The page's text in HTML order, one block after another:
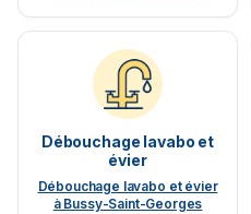
Débouchage lavabo et
évier
Débouchage lavabo et évier
à Bussy-Saint-Georges